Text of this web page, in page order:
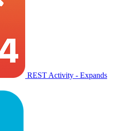
REST Activity - Expands